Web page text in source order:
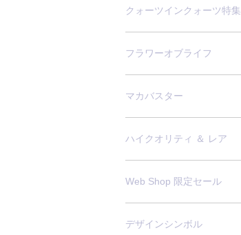
クォーツインクォーツ特集
フラワーオブライフ
マカバスター
ハイクオリティ ＆ レア
Web Shop 限定セール
デザインシンボル